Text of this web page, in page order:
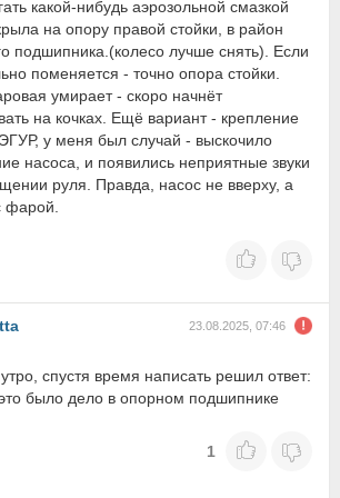
какой-нибудь аэрозольной смазкой
на опору правой стойки, в район
подшипника.(колесо лучше снять). Если
поменяется - точно опора стойки.
умирает - скоро начнёт
на кочках. Ещё вариант - крепление
у меня был случай - выскочило
насоса, и появились неприятные звуки
руля. Правда, насос не вверху, а
фарой.
23.08.2025, 07:46
спустя время написать решил ответ:
это было дело в опорном подшипнике
1